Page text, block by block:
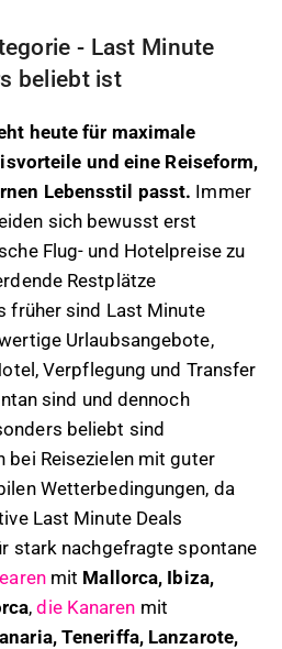
- Last Minute
beliebt ist
heute für maximale
und eine Reiseform,
Lebensstil passt. Immer
sich bewusst erst
Flug- und Hotelpreise zu
Restplätze
früher sind Last Minute
Urlaubsangebote,
Verpflegung und Transfer
sind und dennoch
beliebt sind
bei Reisezielen mit guter
Wetterbedingungen, da
Last Minute Deals
stark nachgefragte spontane
mit Mallorca, Ibiza,
,die Kanaren mit
Teneriffa, Lanzarote,